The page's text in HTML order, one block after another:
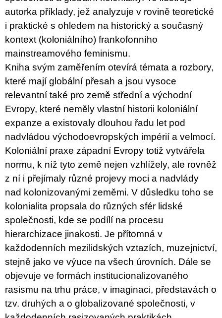
autorka příklady, jež analyzuje v rovině teoretické
i praktické s ohledem na historický a současný
kontext (koloniálního) frankofonního
mainstreamového feminismu.
Kniha svým zaměřením otevírá témata a rozbory,
které mají globální přesah a jsou vysoce
relevantní také pro země střední a východní
Evropy, které neměly vlastní historii koloniální
expanze a existovaly dlouhou řadu let pod
nadvládou východoevropských impérií a velmocí.
Koloniální praxe západní Evropy totiž vytvářela
normu, k níž tyto země nejen vzhlížely, ale rovněž
z ní i přejímaly různé projevy moci a nadvlády
nad kolonizovanými zeměmi. V důsledku toho se
kolonialita propsala do různých sfér lidské
společnosti, kde se podílí na procesu
hierarchizace jinakosti. Je přítomná v
každodenních mezilidských vztazích, muzejnictví,
stejně jako ve výuce na všech úrovních. Dále se
objevuje ve formách institucionalizovaného
rasismu na trhu práce, v imaginaci, představách o
tzv. druhých a o globalizované společnosti, v